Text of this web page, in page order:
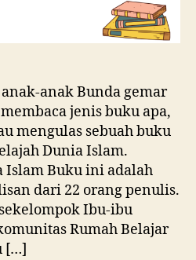
anak Bunda gemar
jenis buku apa,
mengulas sebuah buku
Dunia Islam.
Islam Buku ini adalah
dari 22 orang penulis.
Ibu-ibu
Rumah Belajar
[…]